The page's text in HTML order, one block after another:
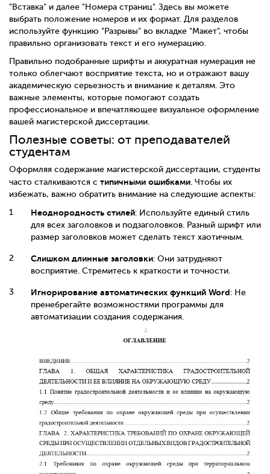
"Вставка" и далее "Номера страниц". Здесь вы можете
выбрать положение номеров и их формат. Для разделов
используйте функцию "Разрывы" во вкладке "Макет", чтобы
правильно организовать текст и его нумерацию.
Правильно подобранные шрифты и аккуратная нумерация не
только облегчают восприятие текста, но и отражают вашу
академическую серьезность и внимание к деталям. Это
важные элементы, которые помогают создать
профессиональное и впечатляющее визуальное оформление
вашей магистерской диссертации.
Полезные советы: от преподавателей
студентам
Оформляя содержание магистерской диссертации, студенты
часто сталкиваются с типичными ошибками. Чтобы их
избежать, важно обратить внимание на следующие аспекты:
Неоднородность стилей: Используйте единый стиль
для всех заголовков и подзаголовков. Разный шрифт или
размер заголовков может сделать текст хаотичным.
Слишком длинные заголовки: Они затрудняют
восприятие. Стремитесь к краткости и точности.
Игнорирование автоматических функций Word: Не
пренебрегайте возможностями программы для
автоматизации создания содержания.